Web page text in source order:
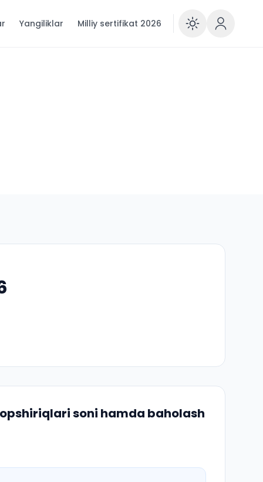
Yangiliklar Milliy sertifikat 2026
soni hamda baholash